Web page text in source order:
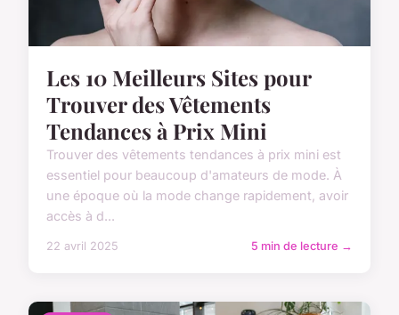
Les 10 Meilleurs Sites pour
Trouver des Vêtements
Tendances à Prix Mini
Trouver des vêtements tendances à prix mini est
essentiel pour beaucoup d'amateurs de mode. À
une époque où la mode change rapidement, avoir
accès à d...
22 avril 2025 5 min de lecture →